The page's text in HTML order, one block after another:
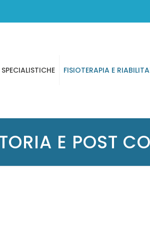
FISIOTERAPIA E
E POST